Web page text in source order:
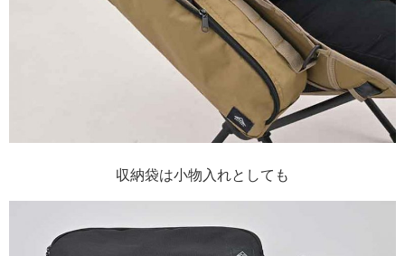
収納袋は小物入れとしても